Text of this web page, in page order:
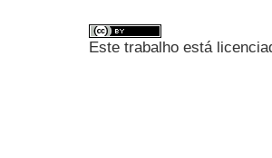
Este trabalho está